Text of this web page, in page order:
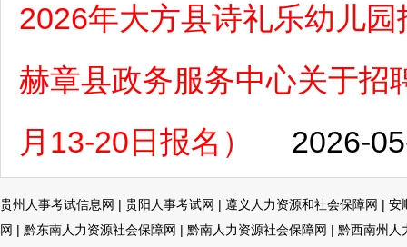
2026年大方县诗礼乐幼儿园
赫章县政务服务中心关于招
月13-20日报名）
2026-
贵州人事考试信息网 | 贵阳人事考试网 | 遵义人力资源和社会保障网 | 安
网 | 黔东南人力资源社会保障网 | 黔南人力资源社会保障网 | 黔西南州人